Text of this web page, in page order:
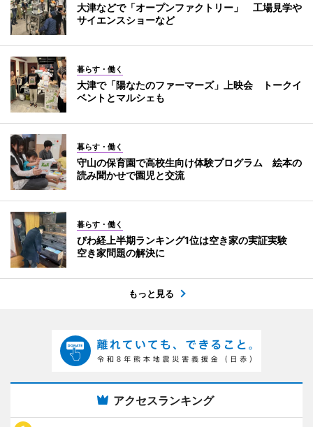
大津などで「オープンファクトリー」 工場見学や
サイエンスショーなど
暮らす・働く
大津で「陽なたのファーマーズ」上映会 トークイ
ベントとマルシェも
暮らす・働く
守山の保育園で高校生向け体験プログラム 絵本の
読み聞かせで園児と交流
暮らす・働く
びわ経上半期ランキング1位は空き家の実証実験
空き家問題の解決に
もっと見る
アクセスランキング